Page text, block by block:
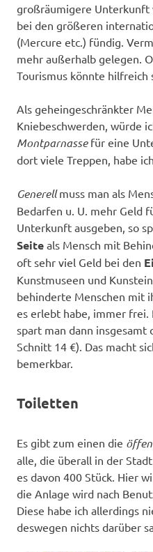
großräumigere Unterkunft
bei den größeren
(Mercure etc.) fündig.
mehr außerhalb gelegen.
Tourismus könnte hilfreich
Als geheingeschränkter
Kniebeschwerden, würde
Montparnasse für eine
dort viele Treppen, habe
Generellmuss man als
Bedarfen u. U. mehr Geld
Unterkunft ausgeben, so
Seite als Mensch mit
oft sehr viel Geld bei den
Kunstmuseen und
behinderte Menschen mit
es erlebt habe, immer frei.
spart man dann insgesamt
Schnitt 14 €). Das macht
bemerkbar.
Toiletten
Es gibt zum einen die
alle, die überall in der
es davon 400 Stück. Hier
die Anlage wird nach
Diese habe ich allerdings
deswegen nichts darüber